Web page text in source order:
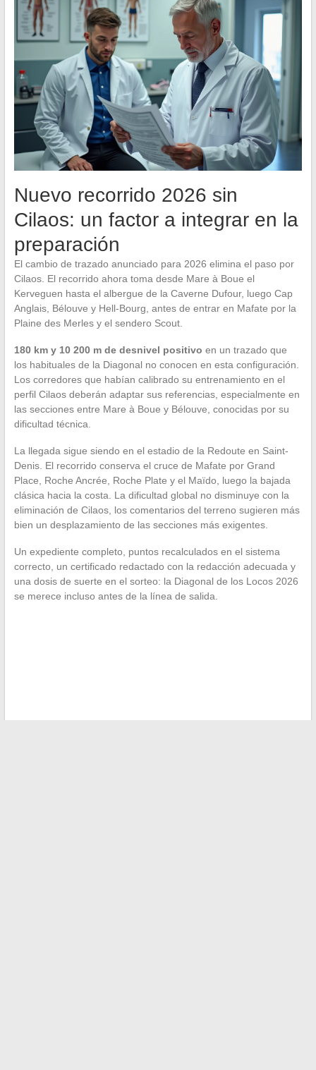
Nuevo recorrido 2026 sin
Cilaos: un factor a integrar en la
preparación
El cambio de trazado anunciado para 2026 elimina el paso por
Cilaos. El recorrido ahora toma desde Mare à Boue el
Kerveguen hasta el albergue de la Caverne Dufour, luego Cap
Anglais, Bélouve y Hell-Bourg, antes de entrar en Mafate por la
Plaine des Merles y el sendero Scout.
180 km y 10 200 m de desnivel positivo en un trazado que
los habituales de la Diagonal no conocen en esta configuración.
Los corredores que habían calibrado su entrenamiento en el
perfil Cilaos deberán adaptar sus referencias, especialmente en
las secciones entre Mare à Boue y Bélouve, conocidas por su
dificultad técnica.
La llegada sigue siendo en el estadio de la Redoute en Saint-
Denis. El recorrido conserva el cruce de Mafate por Grand
Place, Roche Ancrée, Roche Plate y el Maïdo, luego la bajada
clásica hacia la costa. La dificultad global no disminuye con la
eliminación de Cilaos, los comentarios del terreno sugieren más
bien un desplazamiento de las secciones más exigentes.
Un expediente completo, puntos recalculados en el sistema
correcto, un certificado redactado con la redacción adecuada y
una dosis de suerte en el sorteo: la Diagonal de los Locos 2026
se merece incluso antes de la línea de salida.